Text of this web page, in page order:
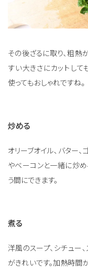
その後ざるに取り、粗熱
すい大きさにカットし
使ってもおしゃれですね。
炒める
オリーブオイル、バター、
やベーコンと一緒に炒
う間にできます。
煮る
洋風のスープ、シチュー
がきれいです。加熱時間